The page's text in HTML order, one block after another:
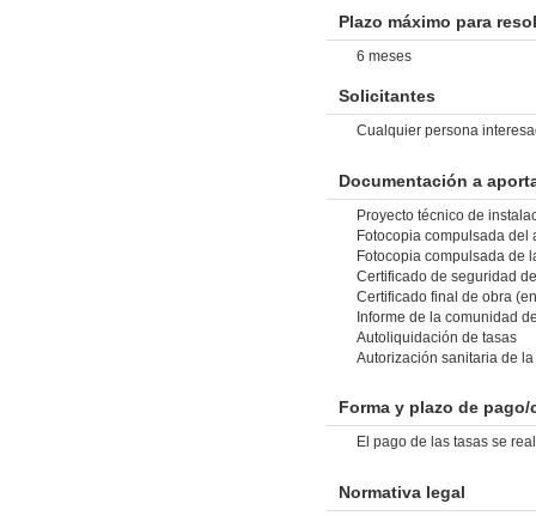
Plazo máximo para
6 meses
Solicitantes
Cualquier persona
Documentación a
Proyecto técnico de
Fotocopia compulsada del
Fotocopia compulsada de
Certificado de seguridad
Certificado final de obra
Informe de la comunidad
Autoliquidación de tasas
Autorización sanitaria de
Forma y plazo de pago/
El pago de las tasas se
Normativa legal